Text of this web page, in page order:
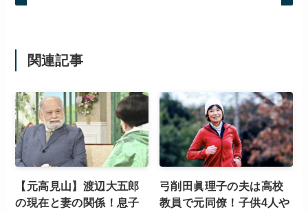
関連記事
【元高見山】渡辺大五郎
の現在と妻の関係！息子
弓削田眞理子の夫は高校
教員で元同僚！子供4人や